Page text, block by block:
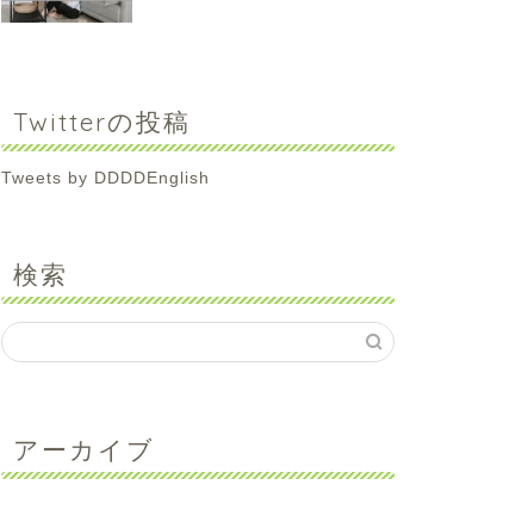
Twitterの投稿
Tweets by DDDDEnglish
検索
アーカイブ